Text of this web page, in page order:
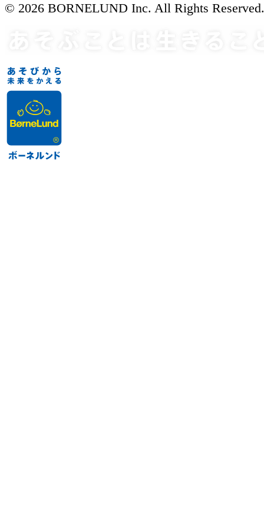
© 2026 BORNELUND Inc. All Rights Reserved.